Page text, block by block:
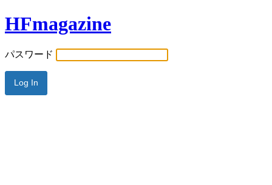
HFmagazine
パスワード